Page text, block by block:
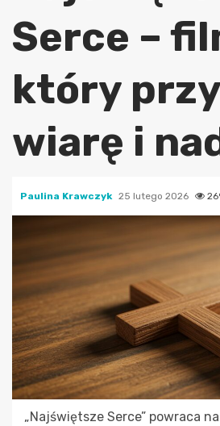
Serce –
który
wiarę i
Paulina Krawczyk 25 lutego 2026
„Najświętsze Serce” powraca